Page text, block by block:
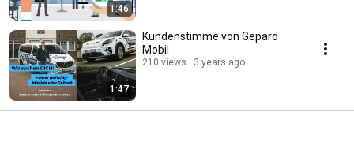
1:46
1:47
Kundenstimme von Gepard
Mobil
210 views 3 years ago